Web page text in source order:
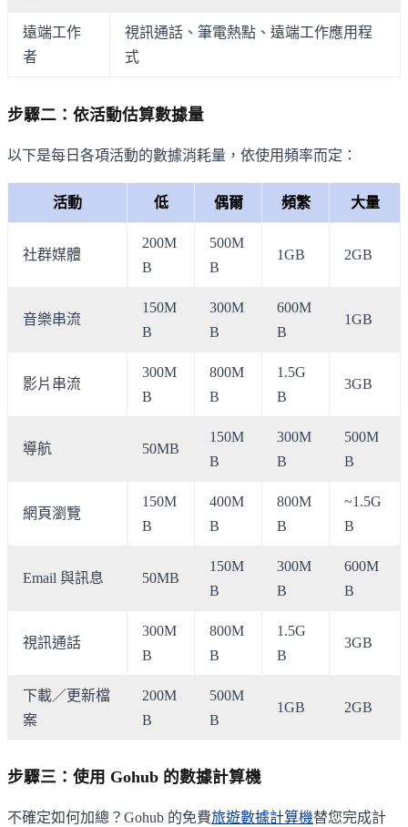
遠端工作
者
視訊通話、筆電熱點、遠端工作應用程
式
步驟二：依活動估算數據量
以下是每日各項活動的數據消耗量，依使用頻率而定：
活動 低 偶爾 頻繁 大量
社群媒體
200M
B
500M
B
1GB 2GB
音樂串流
150M
B
300M
B
600M
B
1GB
影片串流
300M
B
800M
B
1.5G
B
3GB
導航 50MB
150M
B
300M
B
500M
B
網頁瀏覽
150M
B
400M
B
800M
B
~1.5G
B
Email 與訊息 50MB
150M
B
300M
B
600M
B
視訊通話
300M
B
800M
B
1.5G
B
3GB
下載／更新檔
案
200M
B
500M
B
1GB 2GB
步驟三：使用 Gohub 的數據計算機
不確定如何加總？Gohub 的免費旅遊數據計算機替您完成計